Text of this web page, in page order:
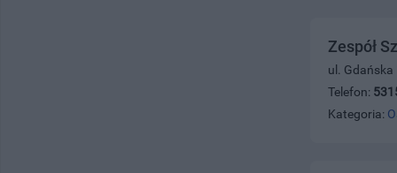
Zespół
ul. Gdańska
Telefon:
Kategoria: